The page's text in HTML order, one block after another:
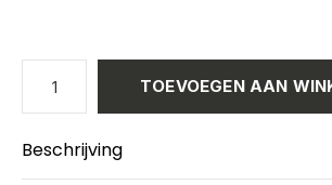
TOEVOEGEN AAN
Beschrijving